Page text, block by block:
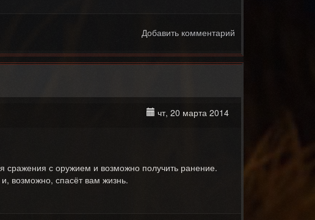
Добавить комментарий
чт, 20 марта 2014
сражения с оружием и возможно получить ранение.
возможно, спасёт вам жизнь.